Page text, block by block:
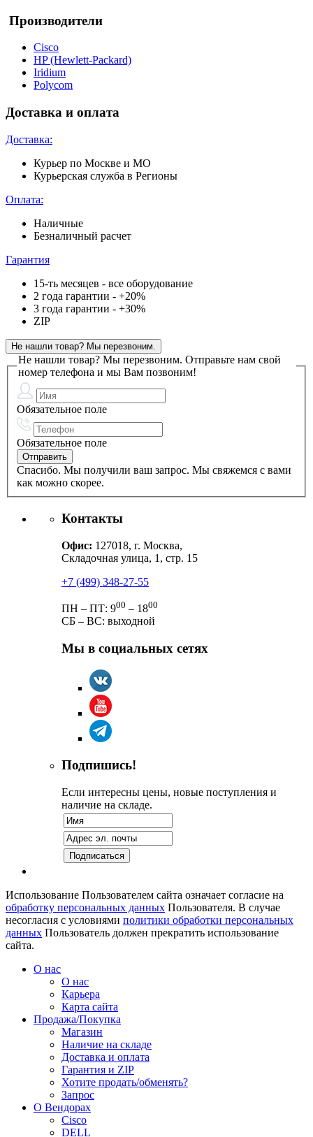
Производители
Cisco
HP (Hewlett-Packard)
Iridium
Polycom
Доставка и оплата
Доставка:
Курьер по Москве и МО
Курьерская служба в Регионы
Оплата:
Наличные
Безналичный расчет
Гарантия
15-ть месяцев - все оборудование
2 года гарантии - +20%
3 года гарантии - +30%
ZIP
Не нашли товар? Мы перезвоним.
Не нашли товар? Мы перезвоним. Отправьте нам свой
номер телефона и мы Вам позвоним!
Обязательное поле
Обязательное поле
Спасибо. Мы получили ваш запрос. Мы свяжемся с вами
как можно скорее.
Контакты
Офис: 127018, г. Москва,
Складочная улица, 1, стр. 15
+7 (499) 348-27-55
ПН – ПТ: 900 – 1800
СБ – ВС: выходной
Мы в социальных сетях
Подпишись!
Если интересны цены, новые поступления и
наличие на складе.
Использование Пользователем сайта означает согласие на
обработку персональных данных Пользователя. В случае
несогласия с условиями политики обработки персональных
данных Пользователь должен прекратить использование
сайта.
О нас
О нас
Карьера
Карта сайта
Продажа/Покупка
Магазин
Наличие на складе
Доставка и оплата
Гарантия и ZIP
Хотите продать/обменять?
Запрос
О Вендорах
Cisco
DELL